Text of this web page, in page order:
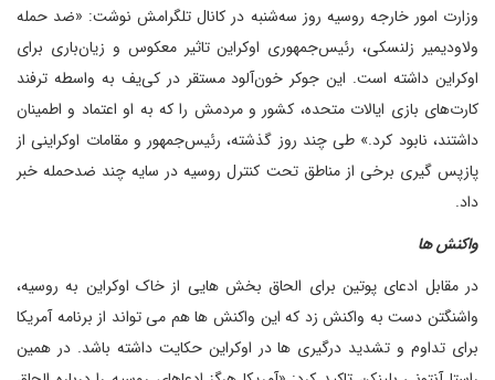
وزارت امور خارجه روسیه روز سه‌شنبه در کانال تلگرامش نوشت: «ضد حمله
ولاودیمیر زلنسکی، رئیس‌جمهوری اوکراین تاثیر معکوس و زیان‌باری برای
اوکراین داشته است. این جوکر خون‌آلود مستقر در کی‌یف به واسطه ترفند
کارت‌های بازی ایالات متحده، کشور و مردمش را که به او اعتماد و اطمینان
داشتند، نابود کرد.» طی چند روز گذشته، رئیس‌جمهور و مقامات اوکراینی از
پازپس گیری برخی از مناطق تحت کنترل روسیه در سایه چند ضدحمله خبر
داد.
واکنش ها
در مقابل ادعای پوتین برای الحاق بخش هایی از خاک اوکراین به روسیه،
واشنگتن دست به واکنش زد که این واکنش ها هم می تواند از برنامه آمریکا
برای تداوم و تشدید درگیری ها در اوکراین حکایت داشته باشد. در همین